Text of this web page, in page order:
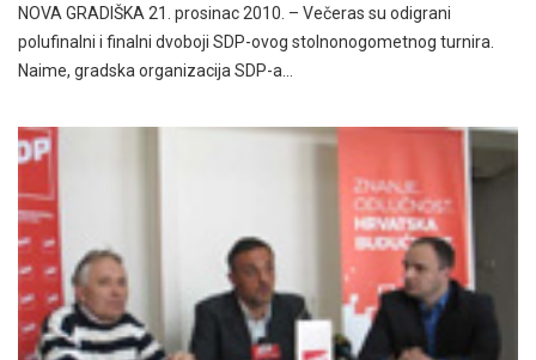
NOVA GRADIŠKA 21. prosinac 2010. – Večeras su odigrani
polufinalni i finalni dvoboji SDP-ovog stolnonogometnog turnira.
Naime, gradska organizacija SDP-a…